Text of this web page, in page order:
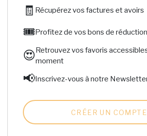
🧾 Récupérez vos factures et avoirs
🎟️Profitez de vos bons de
😍Retrouvez vos favoris
moment
📢Inscrivez-vous à notre
CRÉER UN COMPTE